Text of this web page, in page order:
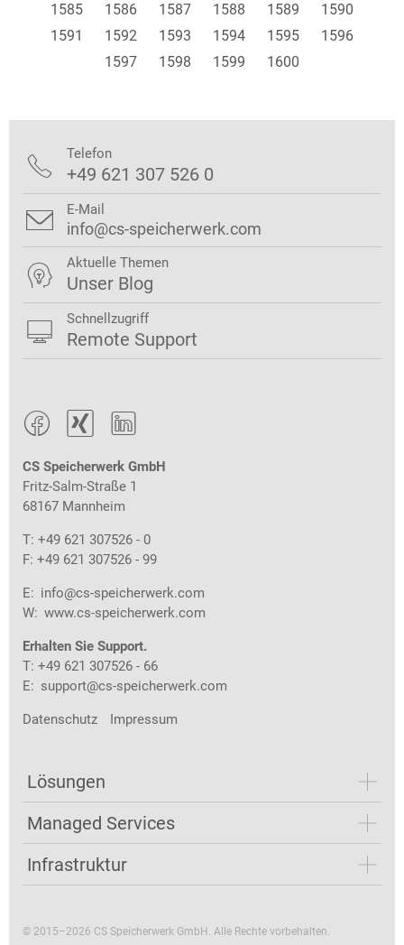
1585
1586 1587 1588 1589
1590
1591
1592 1593 1594 1595
1596
1597
1598 1599 1600
  
CS Speicherwerk GmbH
Fritz-Salm-Straße 1
68167 Mannheim
T: +49 621 307526 - 0
F: +49 621 307526 - 99
E: info@cs-speicherwerk.com
W: www.cs-speicherwerk.com
Erhalten Sie Support.
T: +49 621 307526 - 66
E: support@cs-speicherwerk.com
Datenschutz Impressum
Lösungen
Managed Services
Infrastruktur
 Telefon
+49 621 307 526 0
 E-Mail
info@cs-speicherwerk.com
 Aktuelle Themen
Unser Blog
 Schnellzugriff
Remote Support
© 2015–2026 CS Speicherwerk GmbH. Alle Rechte vorbehalten.